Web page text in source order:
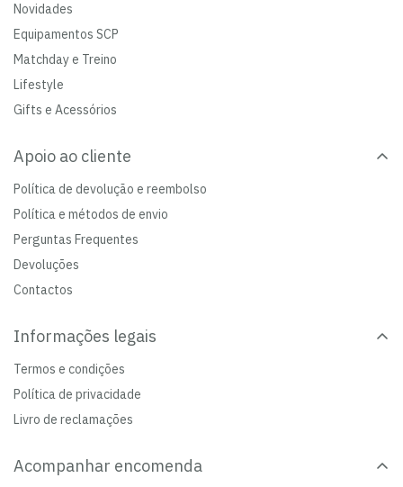
Novidades
Equipamentos SCP
Matchday e Treino
Lifestyle
Gifts e Acessórios
Apoio ao cliente
Política de devolução e reembolso
Política e métodos de envio
Perguntas Frequentes
Devoluções
Contactos
Informações legais
Termos e condições
Política de privacidade
Livro de reclamações
Acompanhar encomenda